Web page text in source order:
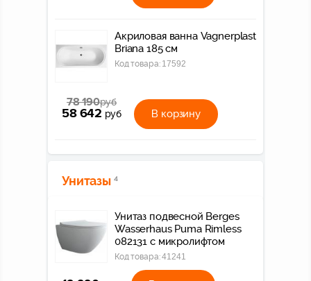
Акриловая ванна Vagnerplast
Briana 185 см
Код товара: 17592
78 190руб
58 642 руб В корзину
Унитазы 4
Унитаз подвесной Berges
Wasserhaus Puma Rimless
082131 с микролифтом
Код товара:41241